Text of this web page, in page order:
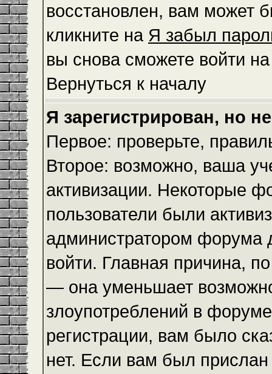
восстановлен, вам может
кликните на Я забыл
вы снова сможете войти
Вернуться к началу
Я зарегистрирован, но
Первое: проверьте,
Второе: возможно, ваша
активизации. Некоторые
пользователи были
администратором форума
войти. Главная причина,
— она уменьшает
злоупотреблений в
регистрации, вам было
нет. Если вам был